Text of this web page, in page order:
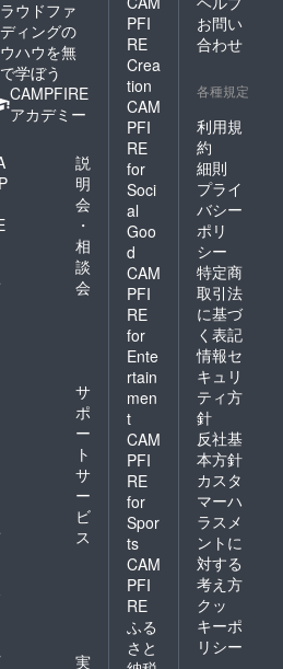
ウドファ
ィングの
ウハウを無
学ぼう
CAMPFIRE
アカデミー
説
明
会
・
相
談
会
サ
ポ
ー
ト
サ
ー
ビ
ス
実
PFI
RE
Crea
tion
CAM
PFI
RE
for
Soci
al
Goo
d
CAM
PFI
RE
for
Ente
rtain
men
t
CAM
PFI
RE
for
Spor
ts
CAM
PFI
RE
ふる
さと
お問い
合わせ
各種規定
利用規
約
細則
プライ
バシー
ポリ
シー
特定商
取引法
に基づ
く表記
情報セ
キュリ
ティ方
針
反社基
本方針
カスタ
マーハ
ラスメ
ントに
対する
考え方
クッ
キーポ
リシー